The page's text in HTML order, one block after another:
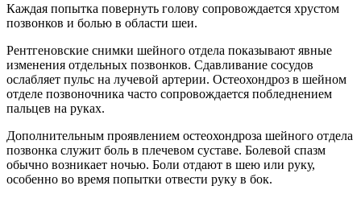
Каждая попытка повернуть голову сопровождается хрустом
позвонков и болью в области шеи.
Рентгеновские снимки шейного отдела показывают явные
изменения отдельных позвонков. Сдавливание сосудов
ослабляет пульс на лучевой артерии. Остеохондроз в шейном
отделе позвоночника часто сопровождается побледнением
пальцев на руках.
Дополнительным проявлением остеохондроза шейного отдела
позвонка служит боль в плечевом суставе. Болевой спазм
обычно возникает ночью. Боли отдают в шею или руку,
особенно во время попытки отвести руку в бок.